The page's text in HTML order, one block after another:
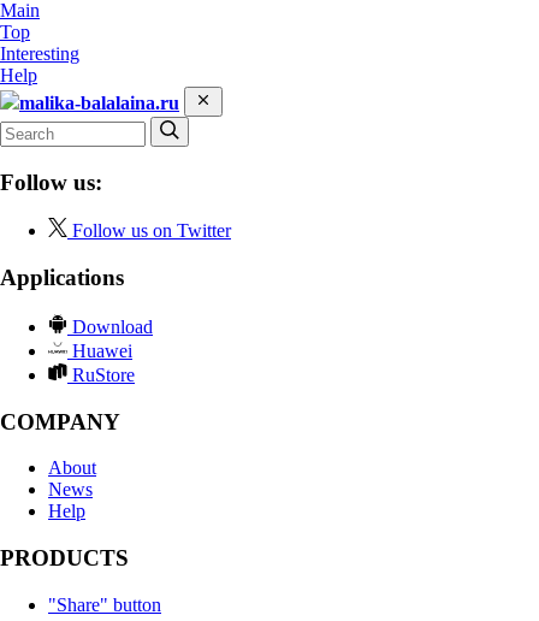
Main
Top
Interesting
Help
malika-balalaina.ru
Follow us:
Follow us on Twitter
Applications
Download
Huawei
RuStore
COMPANY
About
News
Help
PRODUCTS
"Share" button